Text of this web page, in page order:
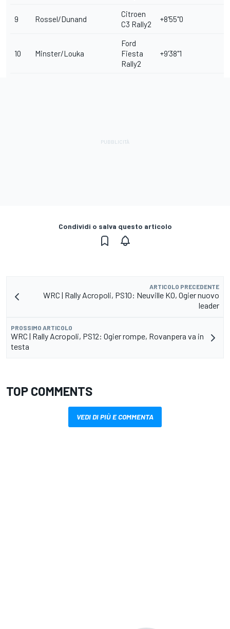
9 Rossel/Dunand
Citroen
C3 Rally2
+8'55"0
10 Minster/Louka
Ford
Fiesta
Rally2
+9'38"1
Condividi o salva questo articolo
ARTICOLO PRECEDENTE
WRC | Rally Acropoli, PS10: Neuville KO, Ogier nuovo
leader
PROSSIMO ARTICOLO
WRC | Rally Acropoli, PS12: Ogier rompe, Rovanpera va in
testa
TOP COMMENTS
VEDI DI PIÙ E COMMENTA